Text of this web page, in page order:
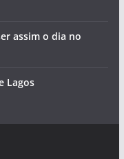
assim o dia no
Lagos